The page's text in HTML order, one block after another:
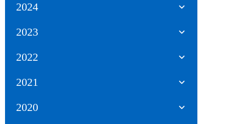
2024
2023
2022
2021
2020